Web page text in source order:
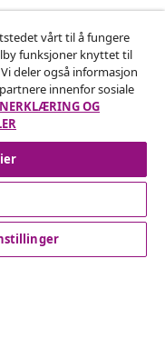
din.
vårt til å fungere
funksjoner knyttet til
deler også informasjon
innenfor sosiale
OG